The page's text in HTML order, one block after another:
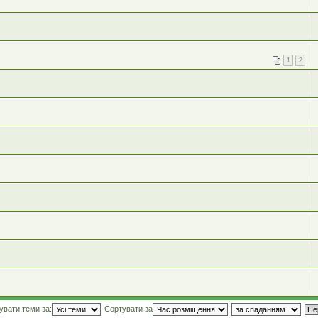
1 2
теми за: Сортувати за